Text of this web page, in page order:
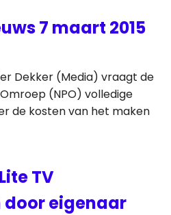
7 maart 2015
Dekker (Media) vraagt de
(NPO) volledige
de kosten van het maken
TV
eigenaar